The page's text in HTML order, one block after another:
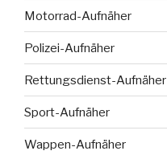
Motorrad-Aufnäher
Polizei-Aufnäher
Rettungsdienst-Aufnäher
Sport-Aufnäher
Wappen-Aufnäher